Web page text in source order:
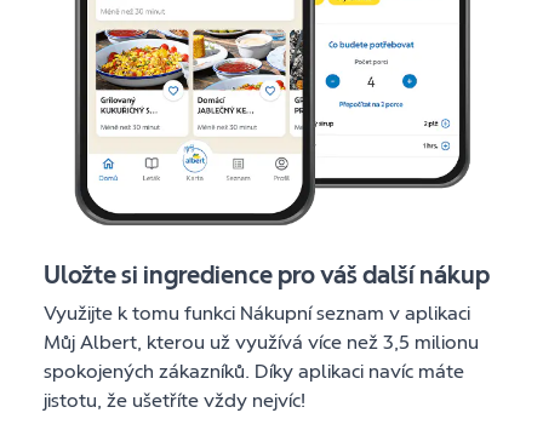
Uložte si ingredience pro váš další nákup
Využijte k tomu funkci Nákupní seznam v aplikaci
Můj Albert, kterou už využívá více než 3,5 milionu
spokojených zákazníků. Díky aplikaci navíc máte
jistotu, že ušetříte vždy nejvíc!